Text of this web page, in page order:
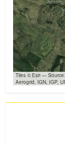
Tiles © Esri —
Aerogrid, IGN, IGP,